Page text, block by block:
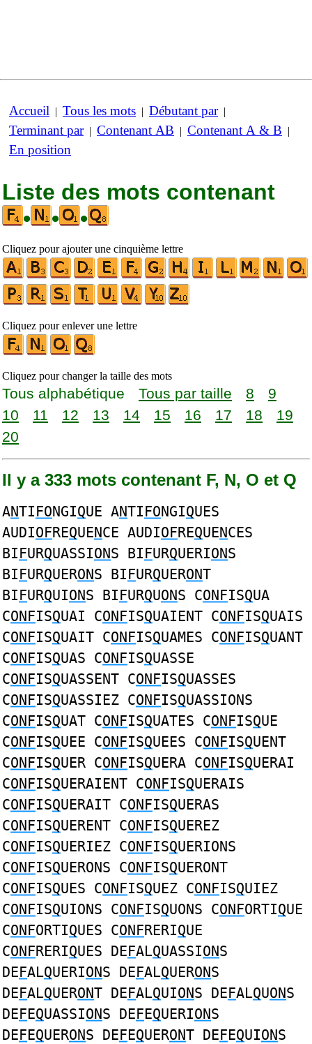
Accueil | Tous les mots | Débutant par|
Terminant par| Contenant AB | Contenant A & B |
En position
Liste des mots contenant
•
• •
Cliquez pour ajouter une cinquième lettre
Cliquez pour enlever une lettre
Cliquez pour changer la taille des mots
Tous alphabétique Tous par taille 8
9
10
11 12 13 14 15 16 17 18
19
20
Il y a 333 mots contenant F, N, O et Q
ANTIFONGIQUE ANTIFONGIQUES
AUDIOFREQUENCE AUDIOFREQUENCES
BIFURQUASSIONS BIFURQUERIONS
BIFURQUERONS BIFURQUERONT
BIFURQUIONS BIFURQUONS CONFISQUA
CONFISQUAI CONFISQUAIENT CONFISQUAIS
CONFISQUAIT CONFISQUAMES CONFISQUANT
CONFISQUAS CONFISQUASSE
CONFISQUASSENT CONFISQUASSES
CONFISQUASSIEZ CONFISQUASSIONS
CONFISQUAT CONFISQUATES CONFISQUE
CONFISQUEE CONFISQUEES CONFISQUENT
CONFISQUER CONFISQUERA CONFISQUERAI
CONFISQUERAIENT CONFISQUERAIS
CONFISQUERAIT CONFISQUERAS
CONFISQUERENT CONFISQUEREZ
CONFISQUERIEZ CONFISQUERIONS
CONFISQUERONS CONFISQUERONT
CONFISQUES CONFISQUEZ CONFISQUIEZ
CONFISQUIONS CONFISQUONS CONFORTIQUE
CONFORTIQUES CONFRERIQUE
CONFRERIQUES DEFALQUASSIONS
DEFALQUERIONS DEFALQUERONS
DEFALQUERONT DEFALQUIONS DEFALQUONS
DEFEQUASSIONS DEFEQUERIONS
DEFEQUERONS DEFEQUERONT DEFEQUIONS